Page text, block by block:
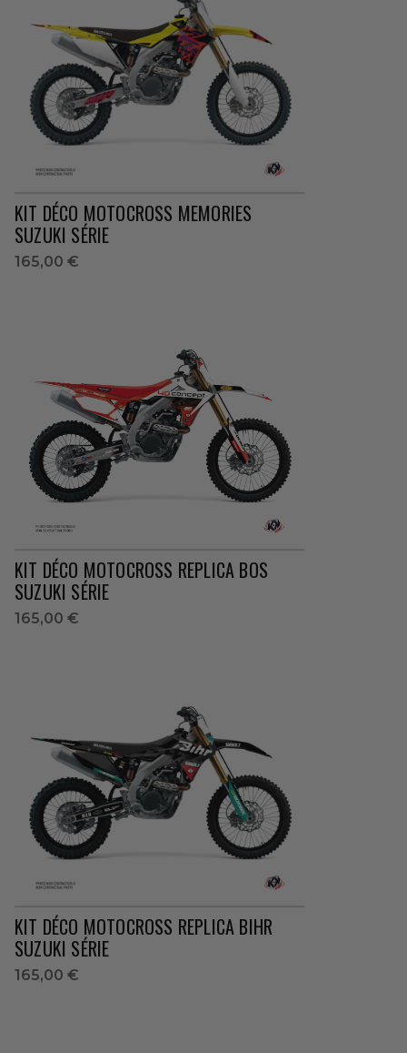
KIT DÉCO MOTOCROSS MEMORIES
SUZUKI SÉRIE
165,00 €
KIT DÉCO MOTOCROSS REPLICA BOS
SUZUKI SÉRIE
165,00 €
KIT DÉCO MOTOCROSS REPLICA BIHR
SUZUKI SÉRIE
165,00 €